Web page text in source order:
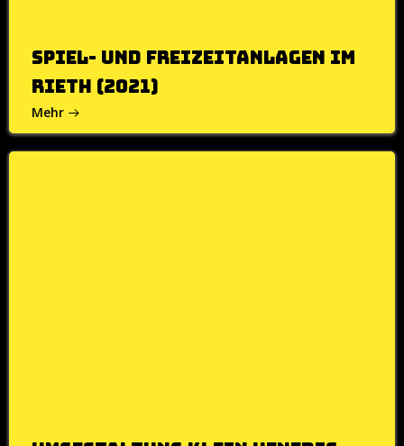
Spiel- und Freizeitanlagen im
Rieth (2021)
Mehr